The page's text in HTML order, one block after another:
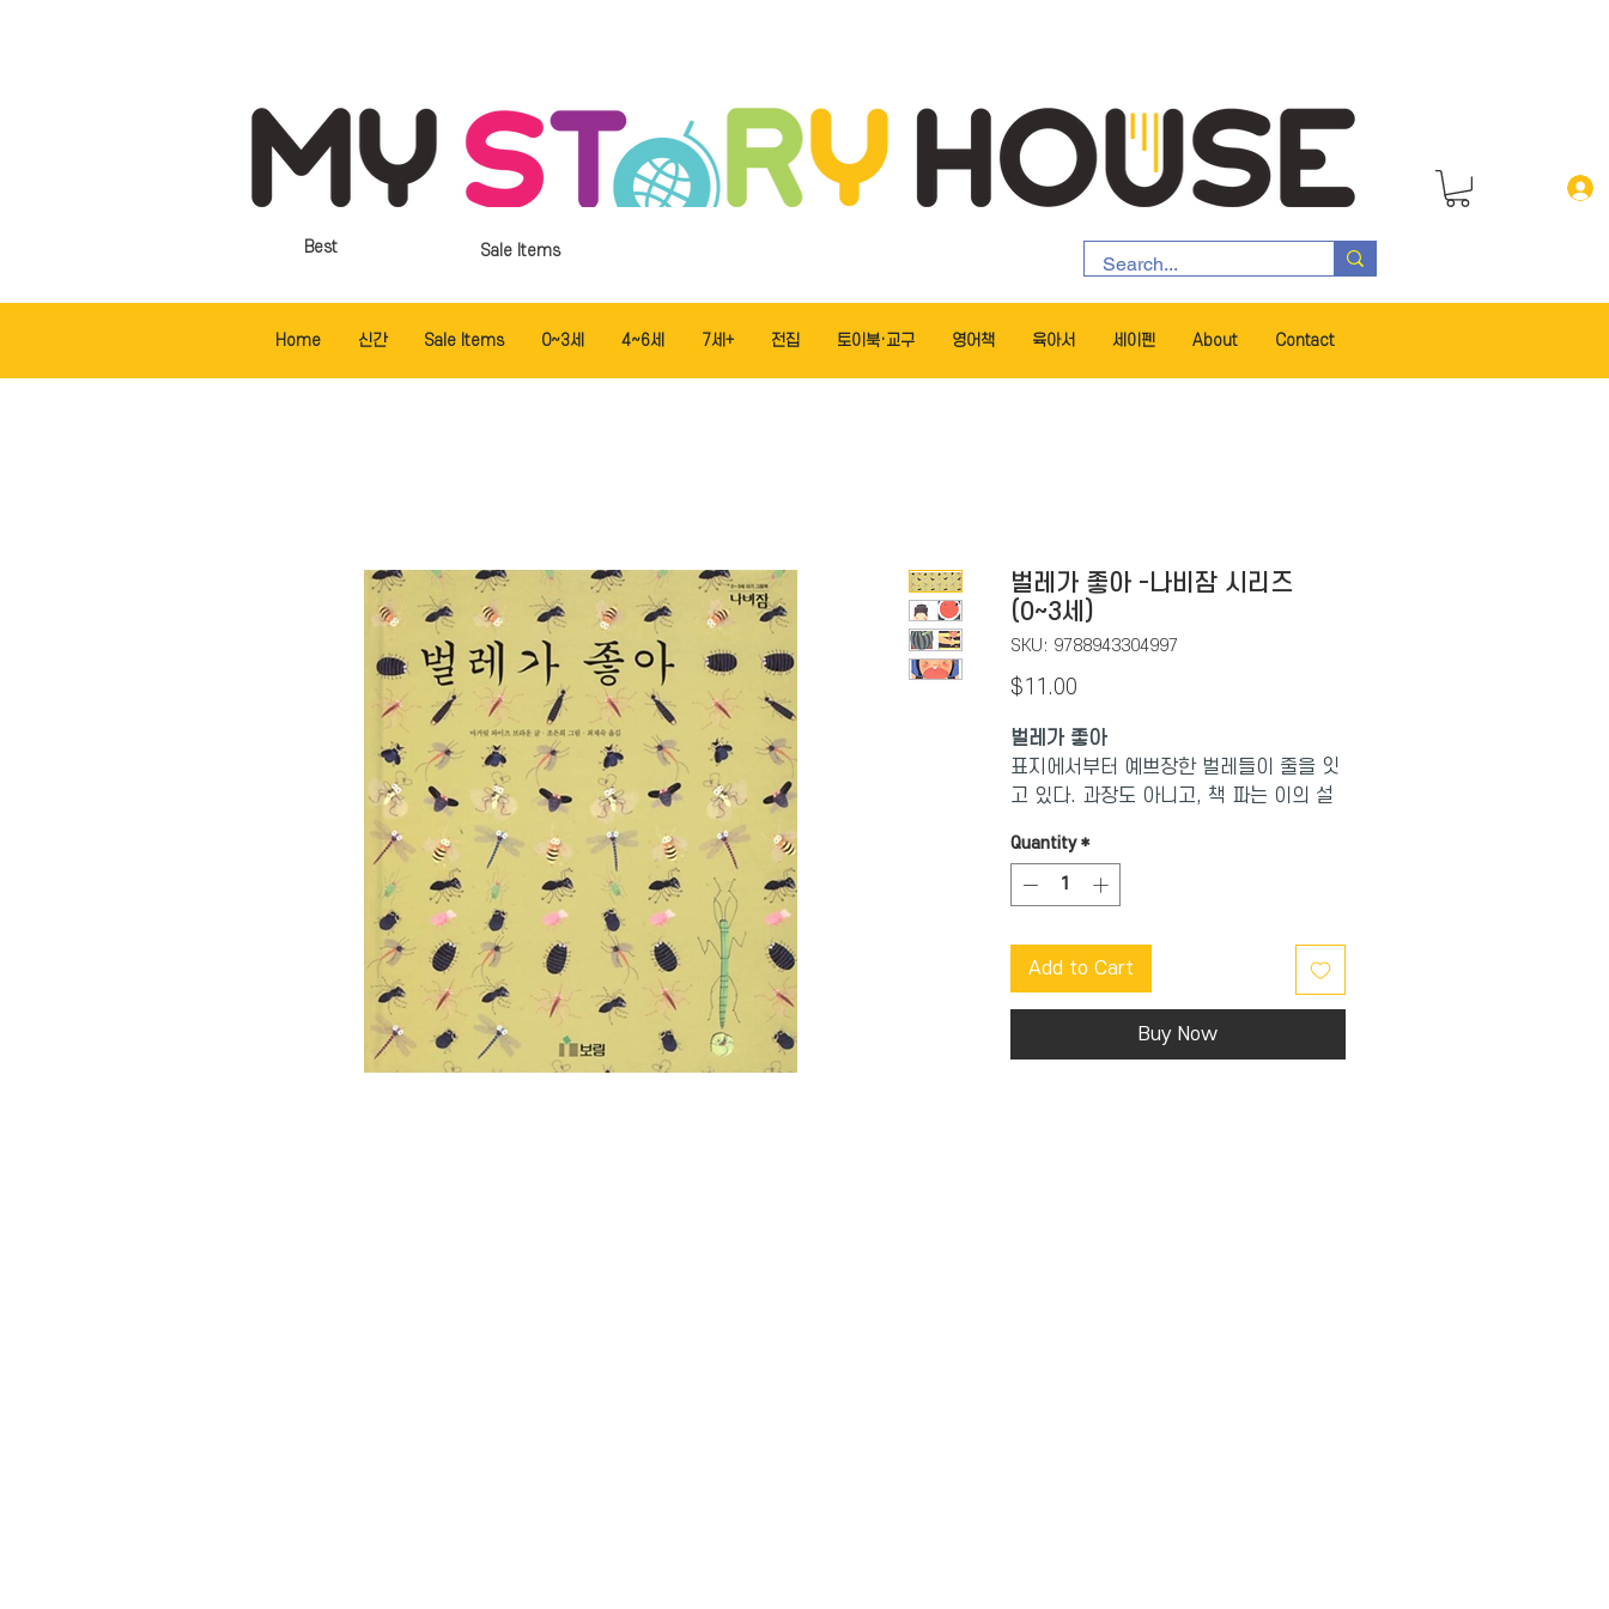
Sale Items
Best
Home 신간 Sale Items 0~3세 4~6세 7세+ 전집 토이북·교구 영어책 육아서 세이펜 About Contact
벌레가 좋아 -나비잠 시리즈
(0~3세)
SKU: 9788943304997
$11.00Price
벌레가 좋아
표지에서부터 예쁘장한 벌레들이 줄을 잇
고 있다. 과장도 아니고, 책 파는 이의 설
정말 귀엽고 또 예쁘다. 그러나 놀랄 일 없
다. 전작 <마니 마니 마니>를 기억하는 독
자라면 유쾌한 작가 조은희의 창의력 넘치
는 그림을 이미 기대하고 있을터. 그 기대
가 이 책에 관심을 갖는 첫번째 이유다.
글을 쓴 이는 마거릿 와이즈 브라운. 싯귀
와도 같은 글을 쓰는 이로 자주 소개되는
Quantity *
Add to Cart
Buy Now